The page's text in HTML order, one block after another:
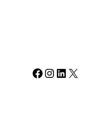
Facebook Instagram LinkedIn X